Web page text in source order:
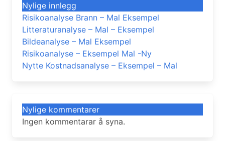
Nylige innlegg
Risikoanalyse Brann – Mal Eksempel
Litteraturanalyse – Mal – Eksempel
Bildeanalyse – Mal Eksempel
Risikoanalyse – Eksempel Mal -Ny
Nytte Kostnadsanalyse – Eksempel – Mal
Nylige kommentarer
Ingen kommentarar å syna.